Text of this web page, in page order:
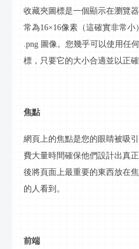
收藏夾圖標是一個顯示在瀏覽
常為16×16像素（這確實非常
.png 圖像。您幾乎可以使用任
標，只要它的大小合適並以正確
焦點
網頁上的焦點是您的眼睛被吸
費大量時間確保他們設計出真
後將頁面上最重要的東西放在
的人看到。
前端